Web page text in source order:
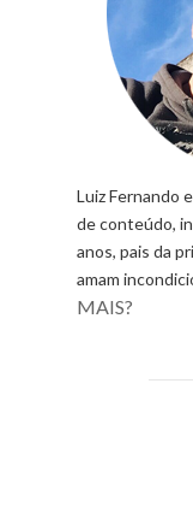
Luiz Fernando
de conteúdo,
anos, pais da
amam
MAIS?